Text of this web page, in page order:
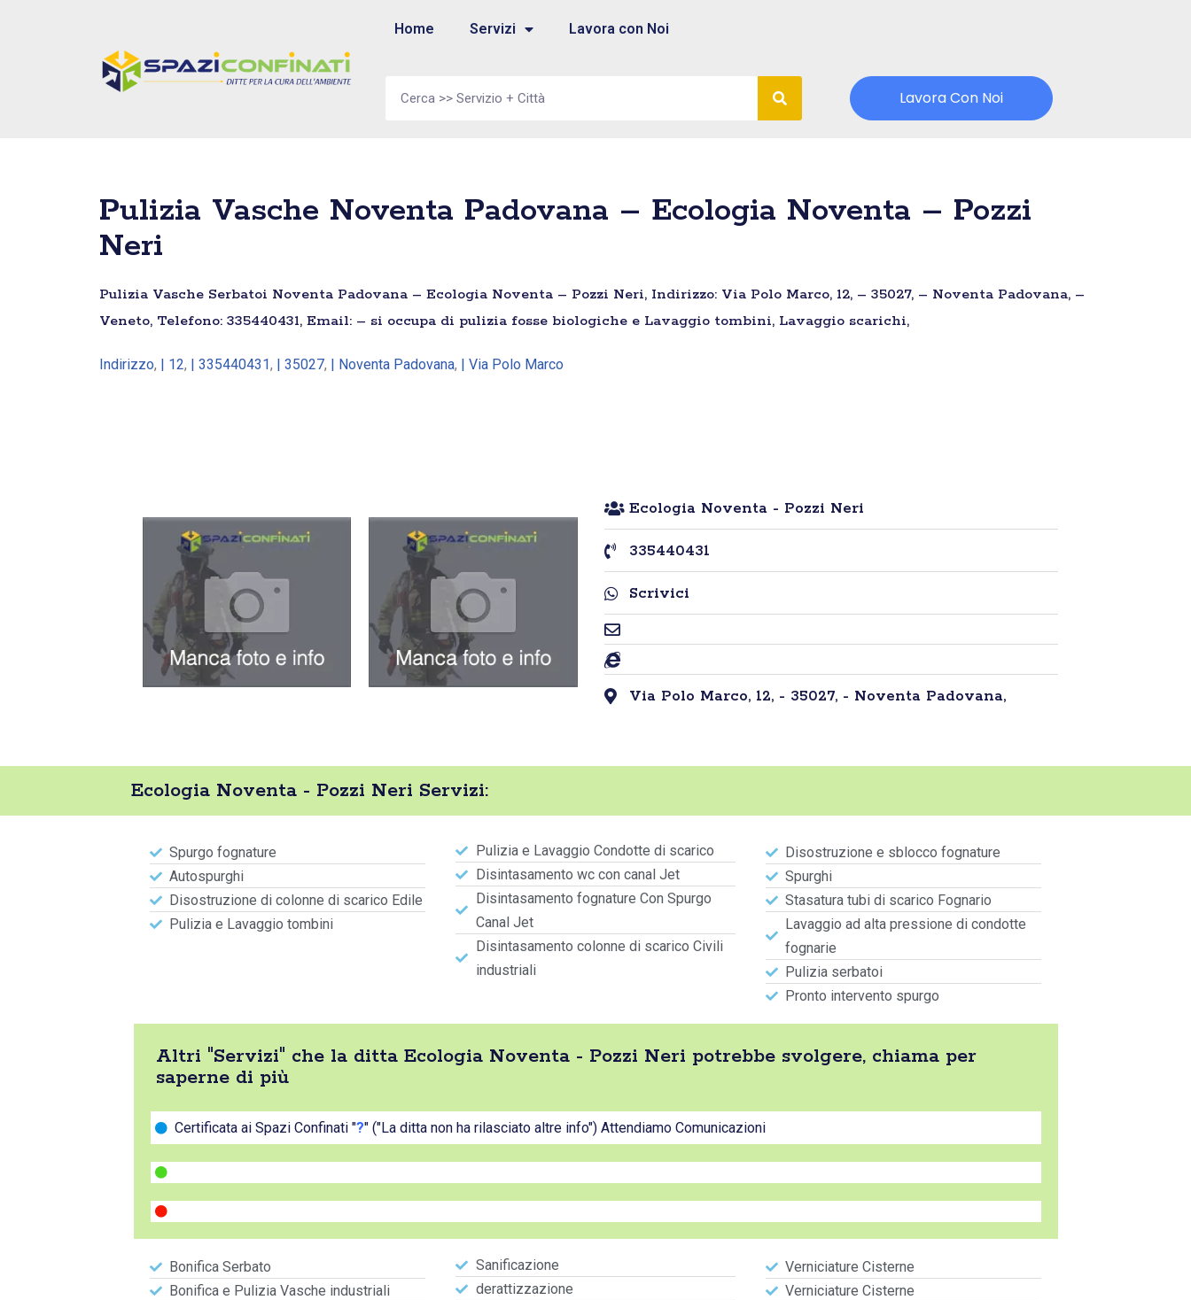
Home Servizi Lavora con Noi
Lavora Con Noi
Pulizia Vasche Noventa Padovana – Ecologia Noventa – Pozzi
Neri
Pulizia Vasche Serbatoi Noventa Padovana – Ecologia Noventa – Pozzi Neri, Indirizzo: Via Polo Marco, 12, – 35027, – Noventa Padovana, –
Veneto, Telefono: 335440431, Email: – si occupa di pulizia fosse biologiche e Lavaggio tombini, Lavaggio scarichi,
Indirizzo, | 12, | 335440431, | 35027, | Noventa Padovana, | Via Polo Marco
Ecologia Noventa - Pozzi Neri
335440431
Scrivici
Via Polo Marco, 12, - 35027, - Noventa Padovana,
Ecologia Noventa - Pozzi Neri Servizi:
Spurgo fognature
Autospurghi
Disostruzione di colonne di scarico Edile
Pulizia e Lavaggio tombini
Pulizia e Lavaggio Condotte di scarico
Disintasamento wc con canal Jet
Disintasamento fognature Con Spurgo
Canal Jet
Disintasamento colonne di scarico Civili
industriali
Disostruzione e sblocco fognature
Spurghi
Stasatura tubi di scarico Fognario
Lavaggio ad alta pressione di condotte
fognarie
Pulizia serbatoi
Pronto intervento spurgo
Altri "Servizi" che la ditta Ecologia Noventa - Pozzi Neri potrebbe svolgere, chiama per
saperne di più
Certificata ai Spazi Confinati "?" ("La ditta non ha rilasciato altre info") Attendiamo Comunicazioni
Bonifica Serbato
Bonifica e Pulizia Vasche industriali
Sanificazione
derattizzazione
Verniciature Cisterne
Verniciature Cisterne